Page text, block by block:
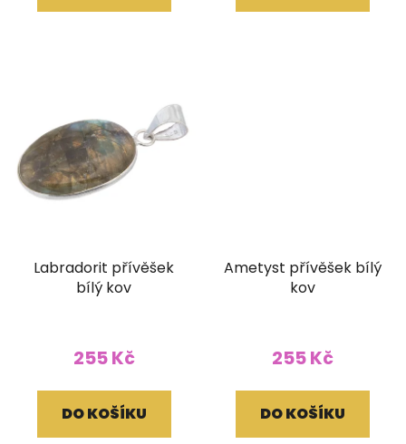
Labradorit přívěšek
bílý kov
255 Kč
DO KOŠÍKU
Ametyst přívěšek bílý
kov
255 Kč
DO KOŠÍKU